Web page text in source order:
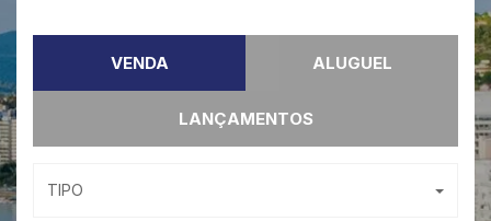
VENDA ALUGUEL
LANÇAMENTOS
TIPO